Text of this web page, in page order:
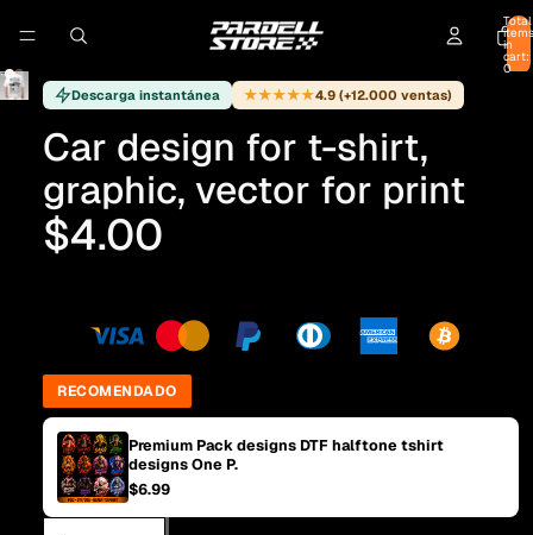
Total
items
in
cart:
0
Descarga instantánea ★★★★★4.9 (+12.000 ventas)
Car design for t-shirt,
graphic, vector for print
$4.00
RECOMENDADO
Premium Pack designs DTF halftone tshirt
designs One P.
$6.99